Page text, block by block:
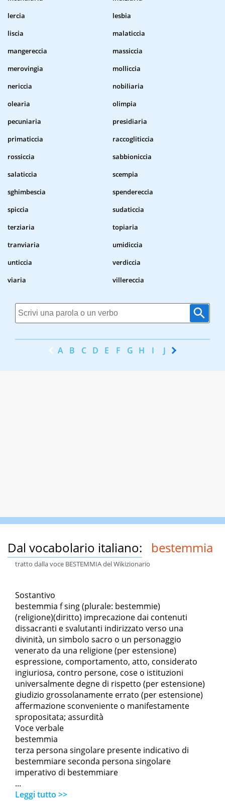
lercia
lesbia
liscia
malaticcia
mangereccia
massiccia
merovingia
molliccia
nericcia
nobiliaria
olearia
olimpia
pecuniaria
presidiaria
primaticcia
raccogliticcia
rossiccia
sabbioniccia
salaticcia
scempia
sghimbescia
spendereccia
spiccia
sudaticcia
terziaria
topiaria
tranviaria
umidiccia
unticcia
verdiccia
viaria
villereccia
A B C D E F G H I J K
Dal vocabolario italiano: bestemmia
tratto dalla voce BESTEMMIA del Wikizionario
Sostantivo
bestemmia f sing (plurale: bestemmie)
(religione)(diritto) imprecazione dai contenuti
dissacranti e svalutanti indirizzato verso una
divinità, un simbolo sacro o un personaggio
venerato da una religione (per estensione)
espressione, comportamento, atto, considerato
ingiuriosa, contro persone, cose o istituzioni
universalmente degne di rispetto (per estensione)
giudizio grossolanamente errato (per estensione)
affermazione sconveniente o manifestamente
spropositata; assurdità
Voce verbale
bestemmia
terza persona singolare presente indicativo di
bestemmiare seconda persona singolare
imperativo di bestemmiare
...
Leggi tutto >>